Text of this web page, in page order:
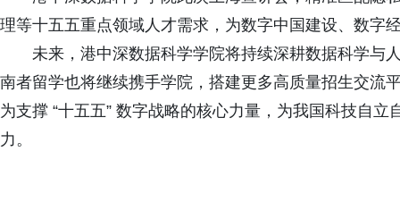
理等十五五重点领域人才需求，为数字中国建设、数字
未来，港中深数据科学学院将持续深耕数据科学与
南者留学也将继续携手学院，搭建更多高质量招生交流
为支撑 “十五五” 数字战略的核心力量，为我国科技自
力。